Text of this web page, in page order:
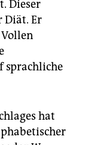
Dieser
Diät. Er
sprachliche
hat